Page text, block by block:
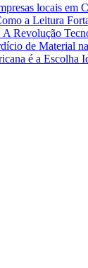
locais em
a Leitura
A Revolução
de Material
é a Escolha